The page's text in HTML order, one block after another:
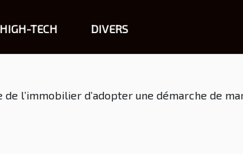
TECH DIVERS
l’immobilier d’adopter une démarche de